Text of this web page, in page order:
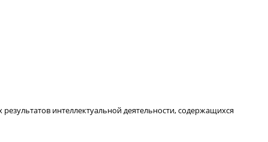
интеллектуальной деятельности, содержащихся